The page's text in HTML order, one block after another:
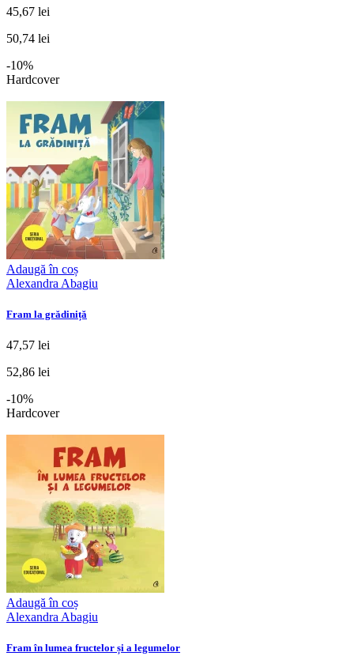
45,67 lei
50,74 lei
-10%
Hardcover
Adaugă în coș
Alexandra Abagiu
Fram la grădiniță
47,57 lei
52,86 lei
-10%
Hardcover
Adaugă în coș
Alexandra Abagiu
Fram în lumea fructelor și a legumelor